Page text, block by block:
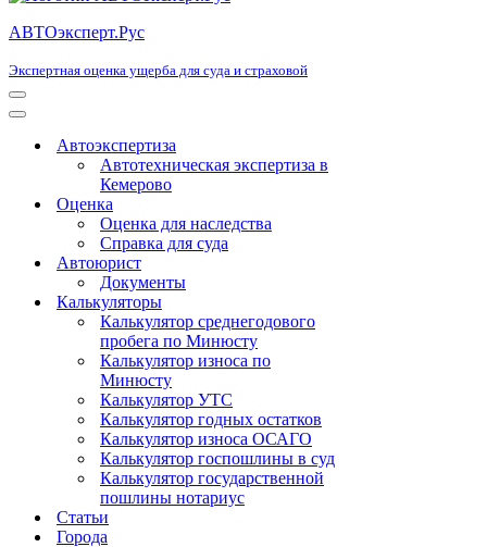
АВТОэксперт.Рус
Экспертная оценка ущерба для суда и страховой
Меню
навигации
Меню
навигацииАвтоэкспертиза
Автотехническая экспертиза в
Кемерово
Оценка
Оценка для наследства
Справка для суда
Автоюрист
Документы
Калькуляторы
Калькулятор среднегодового
пробега по Минюсту
Калькулятор износа по
Минюсту
Калькулятор УТС
Калькулятор годных остатков
Калькулятор износа ОСАГО
Калькулятор госпошлины в суд
Калькулятор государственной
пошлины нотариус
Статьи
Города